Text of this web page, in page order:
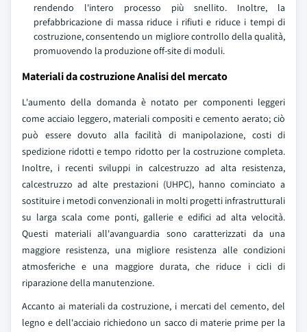
rendendo l'intero processo più snellito. Inoltre, la
prefabbricazione di massa riduce i rifiuti e riduce i tempi di
costruzione, consentendo un migliore controllo della qualità,
promuovendo la produzione off-site di moduli.
Materiali da costruzione Analisi del mercato
L'aumento della domanda è notato per componenti leggeri
come acciaio leggero, materiali compositi e cemento aerato; ciò
può essere dovuto alla facilità di manipolazione, costi di
spedizione ridotti e tempo ridotto per la costruzione completa.
Inoltre, i recenti sviluppi in calcestruzzo ad alta resistenza,
calcestruzzo ad alte prestazioni (UHPC), hanno cominciato a
sostituire i metodi convenzionali in molti progetti infrastrutturali
su larga scala come ponti, gallerie e edifici ad alta velocità.
Questi materiali all'avanguardia sono caratterizzati da una
maggiore resistenza, una migliore resistenza alle condizioni
atmosferiche e una maggiore durata, che riduce i cicli di
riparazione della manutenzione.
Accanto ai materiali da costruzione, i mercati del cemento, del
legno e dell'acciaio richiedono un sacco di materie prime per la